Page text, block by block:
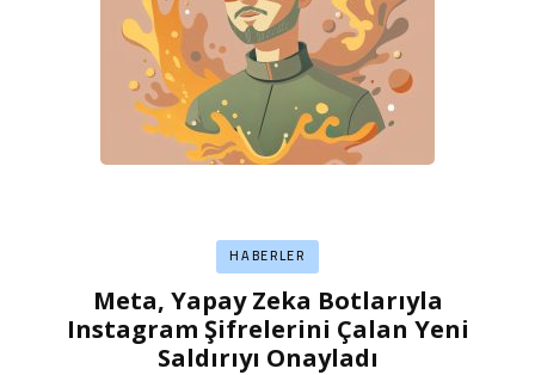
HABERLER
Meta, Yapay Zeka Botlarıyla
Instagram Şifrelerini Çalan Yeni
Saldırıyı Onayladı